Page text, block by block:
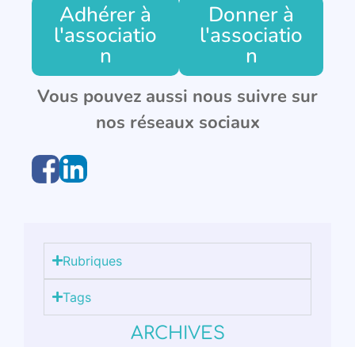
Adhérer à
l'associatio
n
Donner à
l'associatio
n
Vous pouvez aussi nous suivre sur
nos réseaux sociaux
Rubriques
Tags
ARCHIVES